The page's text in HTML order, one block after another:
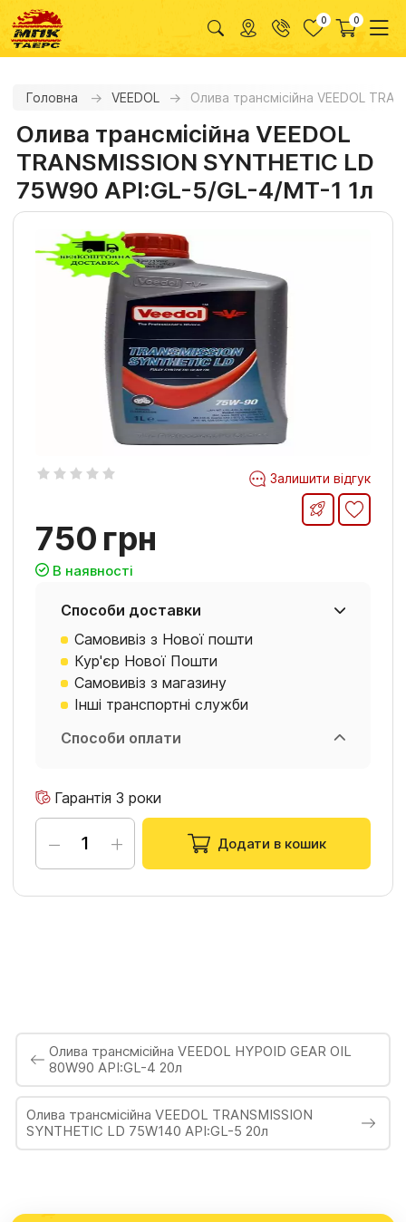
0 0
Головна VEEDOL Олива трансмісійна VEEDOL
Олива трансмісійна VEEDOL
TRANSMISSION SYNTHETIC LD
75W90 API:GL-5/GL-4/MT-1 1л
Залишити відгук
750 грн
В наявності
Способи доставки
Самовивіз з Нової пошти
Кур'єр Нової Пошти
Самовивіз з магазину
Інші транспортні служби
Способи оплати
Гарантія 3 роки
− + Додати в кошик
Олива трансмісійна VEEDOL HYPOID GEAR OIL
80W90 API:GL-4 20л
Олива трансмісійна VEEDOL TRANSMISSION
SYNTHETIC LD 75W140 API:GL-5 20л